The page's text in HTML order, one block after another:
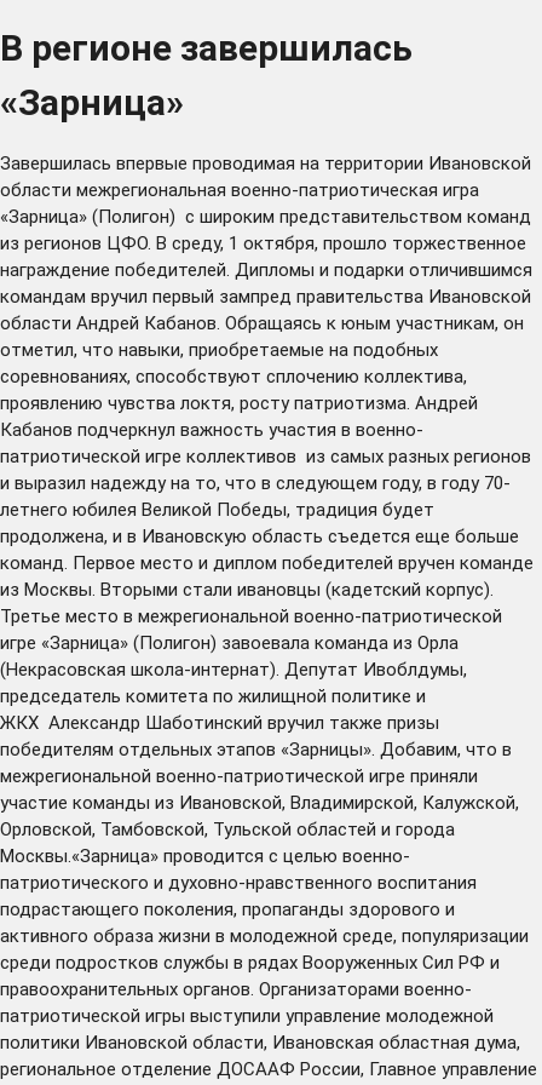
В регионе завершилась
«Зарница»
Завершилась впервые проводимая на территории Ивановской
области межрегиональная военно-патриотическая игра
«Зарница» (Полигон) с широким представительством команд
из регионов ЦФО. В среду, 1 октября, прошло торжественное
награждение победителей. Дипломы и подарки отличившимся
командам вручил первый зампред правительства Ивановской
области Андрей Кабанов. Обращаясь к юным участникам, он
отметил, что навыки, приобретаемые на подобных
соревнованиях, способствуют сплочению коллектива,
проявлению чувства локтя, росту патриотизма. Андрей
Кабанов подчеркнул важность участия в военно-
патриотической игре коллективов из самых разных регионов
и выразил надежду на то, что в следующем году, в году 70-
летнего юбилея Великой Победы, традиция будет
продолжена, и в Ивановскую область съедется еще больше
команд. Первое место и диплом победителей вручен команде
из Москвы. Вторыми стали ивановцы (кадетский корпус).
Третье место в межрегиональной военно-патриотической
игре «Зарница» (Полигон) завоевала команда из Орла
(Некрасовская школа-интернат). Депутат Ивоблдумы,
председатель комитета по жилищной политике и
ЖКХ Александр Шаботинский вручил также призы
победителям отдельных этапов «Зарницы». Добавим, что в
межрегиональной военно-патриотической игре приняли
участие команды из Ивановской, Владимирской, Калужской,
Орловской, Тамбовской, Тульской областей и города
Москвы.«Зарница» проводится с целью военно-
патриотического и духовно-нравственного воспитания
подрастающего поколения, пропаганды здорового и
активного образа жизни в молодежной среде, популяризации
среди подростков службы в рядах Вооруженных Сил РФ и
правоохранительных органов. Организаторами военно-
патриотической игры выступили управление молодежной
политики Ивановской области, Ивановская областная дума,
региональное отделение ДОСААФ России, Главное управление